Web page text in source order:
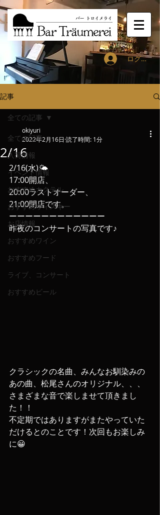
ログイン
記事
全ての記事
入荷情報
イベント情報
おすすめカクテル
おすすめウィスキー
お店情報
おすすめワイン
おすすめフード
ライブ、コンサート
おすすめビール
全ての記事
2/16
okiyuri
2022年2月16日 読了時間: 1分
2/16(水)🌤
17:00開店、
20:00ラストオーダー、
21:00閉店です。
ーーーーーーーーーーーー
昨夜のコンサートの写真です♪
クラシックの名曲、みんなお馴染みの
あの曲、松尾さんのオリジナル、、、
さまざまな音で楽しませて頂きまし
た！！
不定期ではありますがまたやっていた
だけるとのことです！次回もお楽しみ
に😀